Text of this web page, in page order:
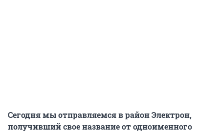
Сегодня мы отправляемся в район Электрон,
получивший свое название от одноименного